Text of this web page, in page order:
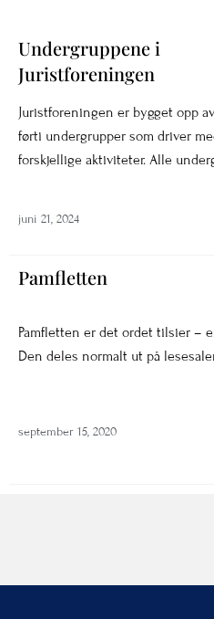
Undergruppene i
Juristforeningen
Juristforeningen er bygget opp
førti undergrupper som driver
forskjellige aktiviteter. Alle
juni 21, 2024
Pamfletten
Pamfletten er det ordet tilsier –
Den deles normalt ut på
september 15, 2020